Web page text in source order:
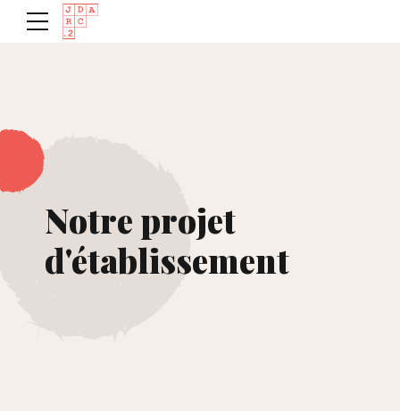
Notre projet
d'établissement